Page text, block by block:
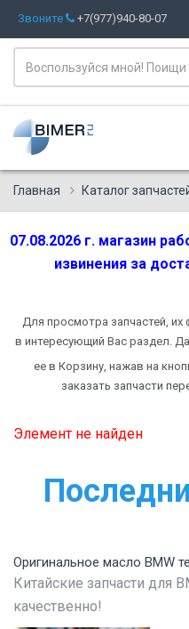
Звоните +7(977)940-80-07
Главная Каталог
07.08.2026 г. магазин
извинения за
Для просмотра запчастей, их
в интересующий Вас раздел.
ее в Корзину, нажав на
заказать запчасти
Элемент не найден
Оригинальное масло BMW
Китайские запчасти для
качественно!